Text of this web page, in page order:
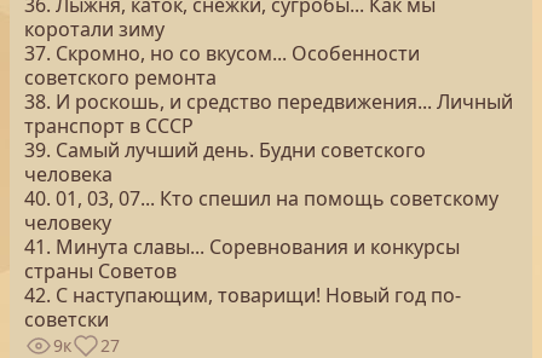
коротали зиму
37. Скромно, но со вкусом... Особенности
советского ремонта
38. И роскошь, и средство передвижения... Личный
транспорт в СССР
39. Самый лучший день. Будни советского
человека
40. 01, 03, 07... Кто спешил на помощь советскому
человеку
41. Минута славы... Соревнования и конкурсы
страны Советов
42. С наступающим, товарищи! Новый год по-
советски
9к 27